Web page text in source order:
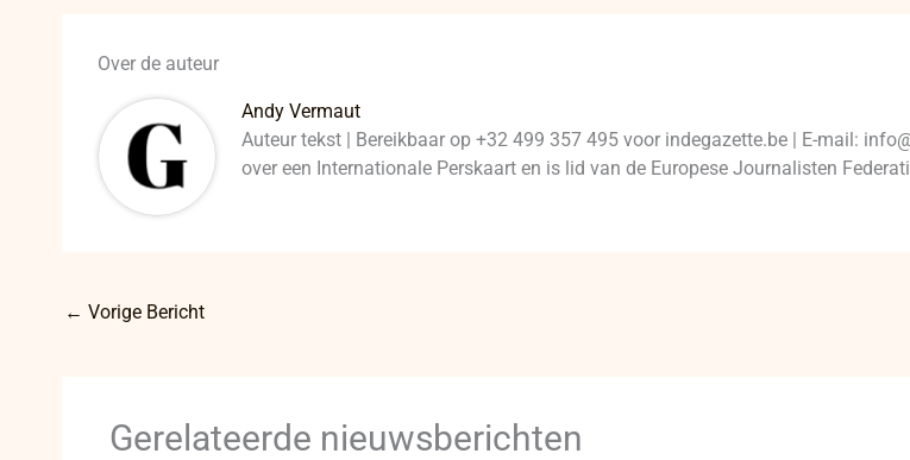
Over de auteur
Andy Vermaut
Auteur tekst | Bereikbaar op +32 499 357 495 voor indegazette.be | E-mail:
over een Internationale Perskaart en is lid van de Europese Journalisten
← Vorige Bericht
Gerelateerde nieuwsberichten